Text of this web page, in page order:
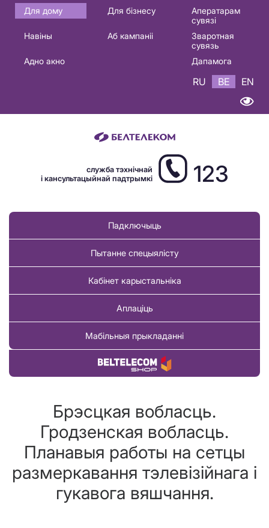
Основная
навигация
Для дому Для бізнесу
Аператарам
сувязі
Навіны
Аб кампаніі
Зваротная
сувязь
Адно акно
Дапамога
RU BE EN
служба тэхнічнай
і кансультацыйнай падтрымкі
123
Падключыць
Пытанне спецыялісту
Кабінет карыстальніка
Аплаціць
Мабільныя прыкладанні
Купіць тавар
Брэсцкая вобласць.
Гродзенская вобласць.
Планавыя работы на сетцы
размеркавання тэлевізійнага і
гукавога вяшчання.